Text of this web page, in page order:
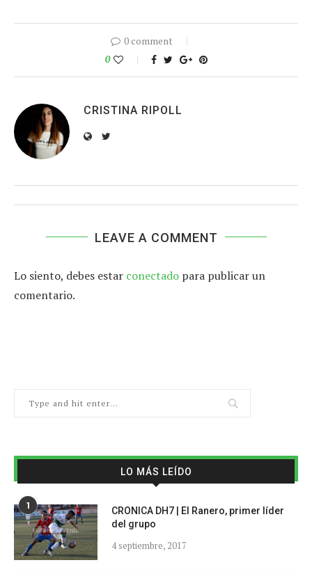
0 comment
0
CRISTINA RIPOLL
LEAVE A COMMENT
Lo siento, debes estar conectado para publicar un
comentario.
LO MÁS LEÍDO
1
CRONICA DH7 | El Ranero, primer líder
del grupo
4 septiembre, 2017